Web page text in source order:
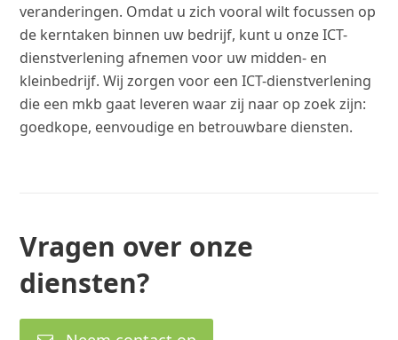
veranderingen. Omdat u zich vooral wilt focussen op
de kerntaken binnen uw bedrijf, kunt u onze ICT-
dienstverlening afnemen voor uw midden- en
kleinbedrijf. Wij zorgen voor een ICT-dienstverlening
die een mkb gaat leveren waar zij naar op zoek zijn:
goedkope, eenvoudige en betrouwbare diensten.
Vragen over onze
diensten?